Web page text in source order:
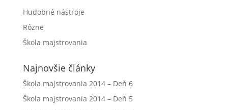
Hudobné nástroje
Rôzne
Škola majstrovania
Najnovšie články
Škola majstrovania 2014 – Deň 6
Škola majstrovania 2014 – Deň 5